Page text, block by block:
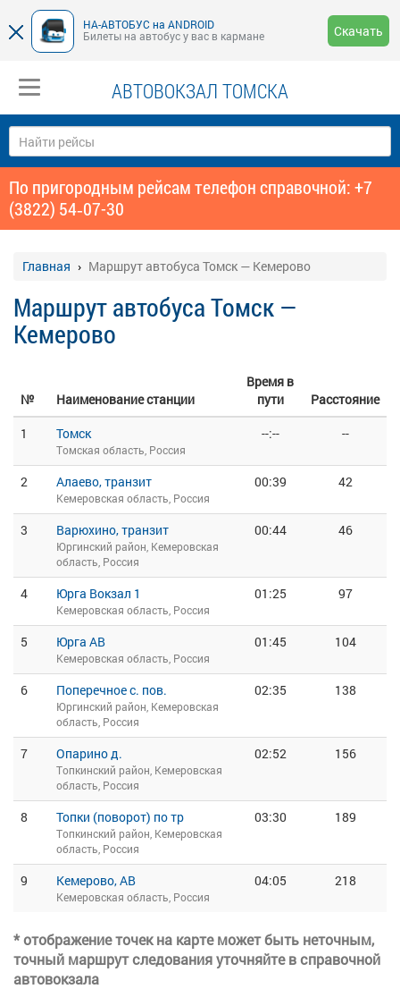
НА-АВТОБУС на ANDROID
Билеты на автобус у вас в кармане
Скачать
АВТОВОКЗАЛ ТОМСКА
По пригородным рейсам телефон справочной: +7
(3822) 54‑07-30
Главная Маршрут автобуса Томск — Кемерово
Маршрут автобуса Томск —
Кемерово
№ Наименование станции
Время в
пути
Расстояние
1
Томск
Томская область, Россия
--:-- --
2 Алаево, транзит
Кемеровская область, Россия
00:39 42
3 Варюхино, транзит
Юргинский район, Кемеровская
область, Россия
00:44 46
4 Юрга Вокзал 1
Кемеровская область, Россия
01:25 97
5 Юрга АВ
Кемеровская область, Россия
01:45 104
6 Поперечное с. пов.
Юргинский район, Кемеровская
область, Россия
02:35 138
7 Опарино д.
Топкинский район, Кемеровская
область, Россия
02:52 156
8 Топки (поворот) по тр
Топкинский район, Кемеровская
область, Россия
03:30 189
9 Кемерово, АВ
Кемеровская область, Россия
04:05 218
* отображение точек на карте может быть неточным,
точный маршрут следования уточняйте в справочной
автовокзала